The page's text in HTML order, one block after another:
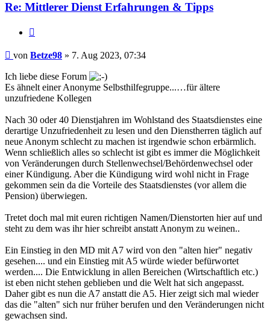
Re: Mittlerer Dienst Erfahrungen & Tipps
Beitrag
von Betze98 » 7. Aug 2023, 07:34
Ich liebe diese Forum
Es ähnelt einer Anonyme Selbsthilfegruppe...…für ältere
unzufriedene Kollegen
Nach 30 oder 40 Dienstjahren im Wohlstand des Staatsdienstes eine
derartige Unzufriedenheit zu lesen und den Dienstherren täglich auf
neue Anonym schlecht zu machen ist irgendwie schon erbärmlich.
Wenn schließlich alles so schlecht ist gibt es immer die Möglichkeit
von Veränderungen durch Stellenwechsel/Behördenwechsel oder
einer Kündigung. Aber die Kündigung wird wohl nicht in Frage
gekommen sein da die Vorteile des Staatsdienstes (vor allem die
Pension) überwiegen.
Tretet doch mal mit euren richtigen Namen/Dienstorten hier auf und
steht zu dem was ihr hier schreibt anstatt Anonym zu weinen..
Ein Einstieg in den MD mit A7 wird von den "alten hier" negativ
gesehen.... und ein Einstieg mit A5 würde wieder befürwortet
werden.... Die Entwicklung in allen Bereichen (Wirtschaftlich etc.)
ist eben nicht stehen geblieben und die Welt hat sich angepasst.
Daher gibt es nun die A7 anstatt die A5. Hier zeigt sich mal wieder
das die "alten" sich nur früher berufen und den Veränderungen nicht
gewachsen sind.